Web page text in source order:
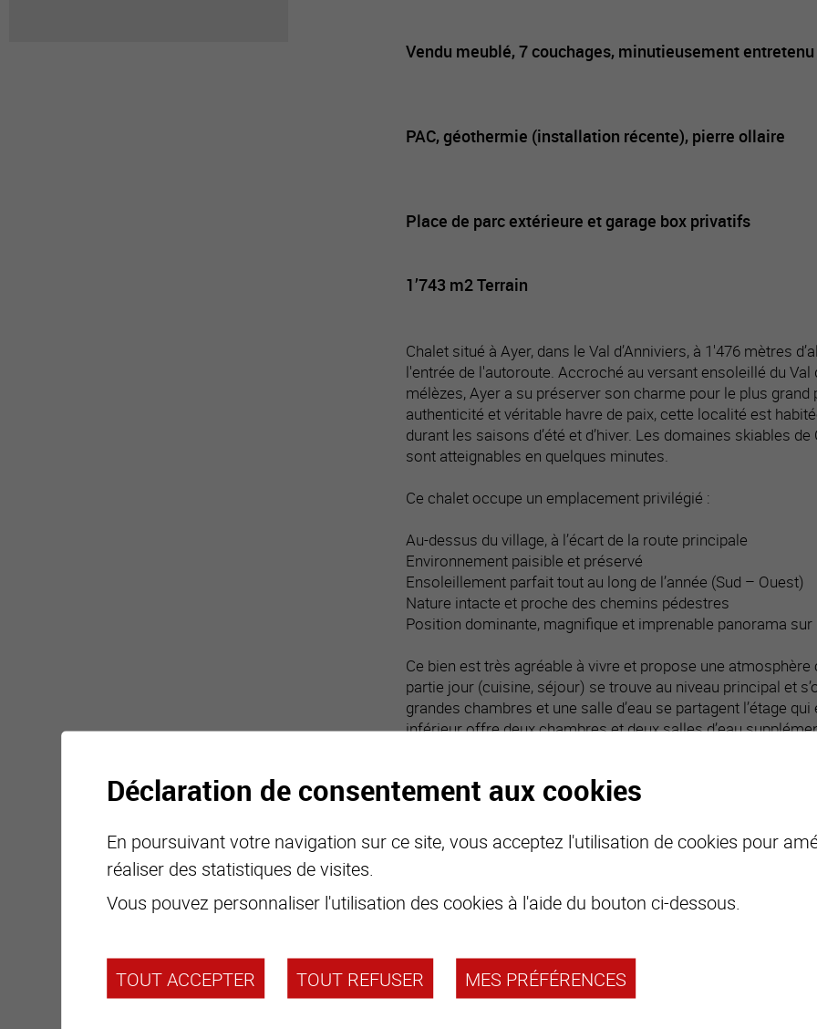
Vendu meublé, 7 couchages, minutieusement entretenu
PAC, géothermie (installation récente), pierre ollaire
Place de parc extérieure et garage box privatifs
1’743 m2 Terrain
Chalet situé à Ayer, dans le Val d’Anniviers, à 1'476 mètres
l'entrée de l'autoroute. Accroché au versant ensoleillé du
mélèzes, Ayer a su préserver son charme pour le plus
authenticité et véritable havre de paix, cette localité est
durant les saisons d’été et d’hiver. Les domaines skiables
sont atteignables en quelques minutes.
Ce chalet occupe un emplacement privilégié :
Au-dessus du village, à l’écart de la route principale
Environnement paisible et préservé
Ensoleillement parfait tout au long de l’année (Sud – Ouest)
Nature intacte et proche des chemins pédestres
Position dominante, magnifique et imprenable panorama
Ce bien est très agréable à vivre et propose une
partie jour (cuisine, séjour) se trouve au niveau principal et
grandes chambres et une salle d’eau se partagent l’étage
inférieur offre deux chambres et deux salles d’eau
géothermie a été installé. Ce bien est idéal pour une famille.
Distribution du bien
Hall d’entrée / dégagement central / vestiaire
Deux chambres
Déclaration de consentement aux cookies
En poursuivant votre navigation sur ce site, vous acceptez l'utilisation de cookies pour
réaliser des statistiques de visites.
Vous pouvez personnaliser l'utilisation des cookies à l'aide du bouton ci-dessous.
TOUT ACCEPTER TOUT REFUSER MES PRÉFÉRENCES